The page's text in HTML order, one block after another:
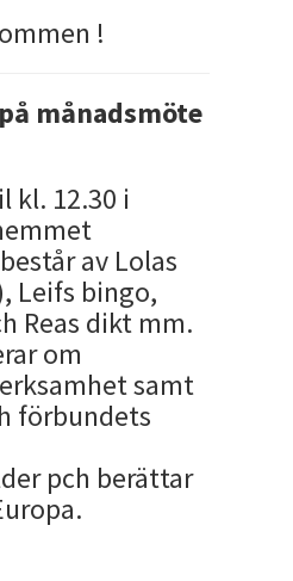
!
månadsmöte
kl. 12.30 i
av Lolas
Leifs bingo,
Reas dikt mm.
om
samt
förbundets
pch berättar